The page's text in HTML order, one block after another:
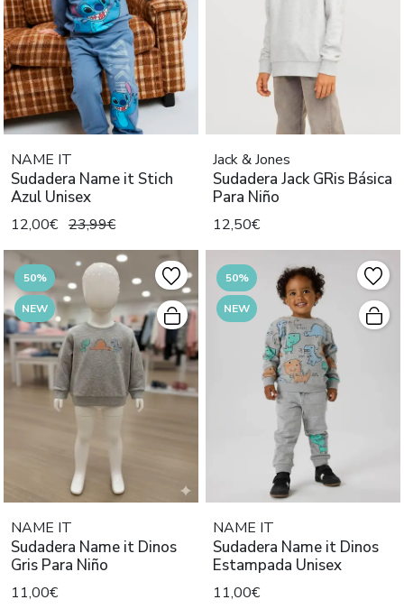
NAME IT
Sudadera Name it Stich
Azul Unisex
12,00€ 23,99€
Jack & Jones
Sudadera Jack GRis Básica
Para Niño
12,50€
50%
NEW
NAME IT
Sudadera Name it Dinos
Gris Para Niño
11,00€
50%
NEW
NAME IT
Sudadera Name it Dinos
Estampada Unisex
11,00€